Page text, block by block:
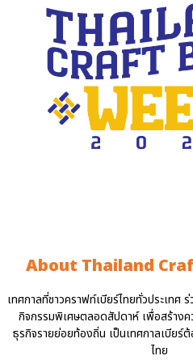
About Thailand
เทศกาลที่ชาวคราฟท์เบียร์ไทยทั่วประเท
กิจกรรมพิเศษตลอดสัปดาห์ เพื่อสร้าง
ธุรกิจรายย่อยท้องถิ่น เป็นเทศกาลเบียร์
ไทย